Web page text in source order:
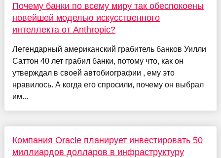
Почему банки по всему миру так обеспокоены
новейшей моделью искусственного
интеллекта от Anthropic?
Легендарный американский грабитель банков Уилли
Саттон 40 лет грабил банки, потому что, как он
утверждал в своей автобиографии , ему это
нравилось. А когда его спросили, почему он выбрал
им...
Компания Oracle планирует инвестировать 50
миллиардов долларов в инфраструктуру